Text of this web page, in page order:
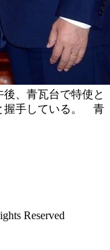
、青瓦台で特使と
握手している。 青
Reserved